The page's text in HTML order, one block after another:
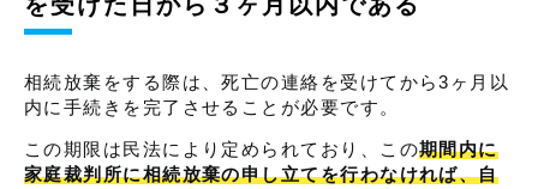
相続放棄をする際は、死亡の連絡を受けてから3ヶ月以
内に手続きを完了させることが必要です。
この期限は民法により定められており、この期間内に
家庭裁判所に相続放棄の申し立てを行わなければ、自